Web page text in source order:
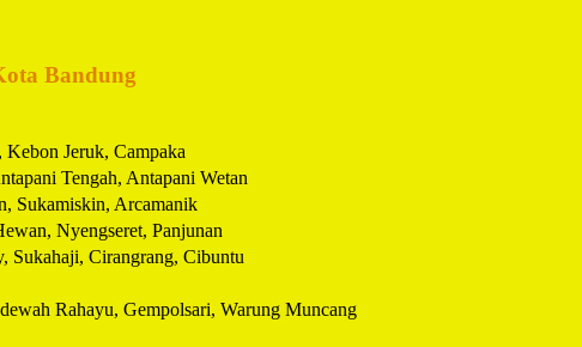
Bandung
Jeruk, Campaka
Tengah, Antapani Wetan
Sukamiskin, Arcamanik
Nyengseret, Panjunan
Sukahaji, Cirangrang, Cibuntu
Rahayu, Gempolsari, Warung Muncang